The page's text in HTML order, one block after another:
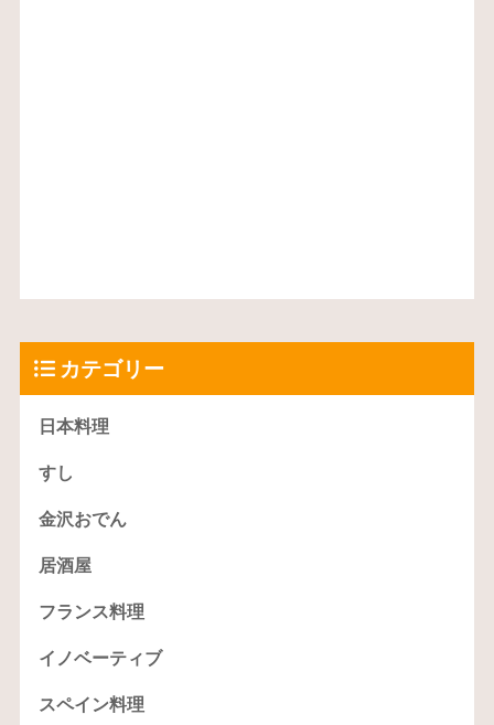
カテゴリー
日本料理
すし
金沢おでん
居酒屋
フランス料理
イノベーティブ
スペイン料理